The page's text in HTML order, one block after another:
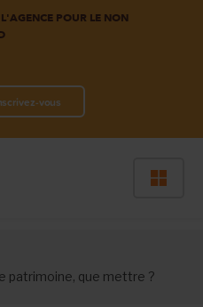
L'AGENCE POUR LE NON
vous
patrimoine, que mettre ?